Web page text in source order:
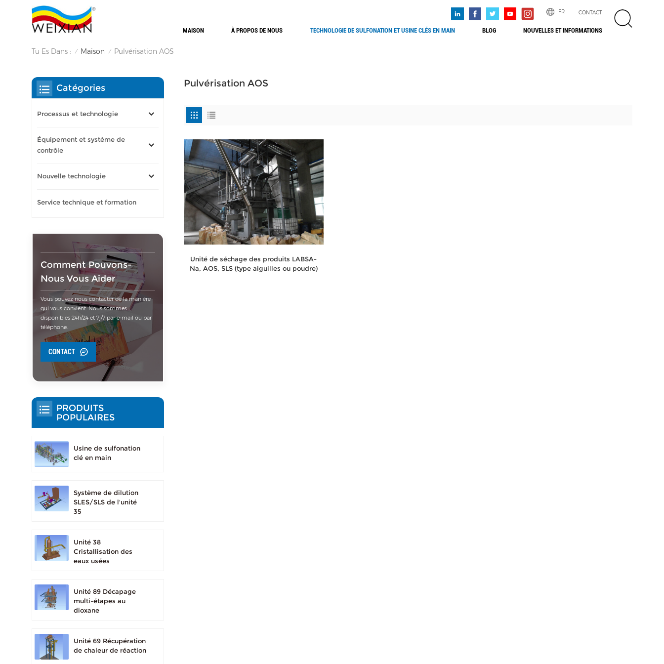
CONTACT
FR
MAISON À PROPOS DE NOUS TECHNOLOGIE DE SULFONATION ET USINE CLÉS EN MAIN BLOG NOUVELLES ET INFORMATIONS
Tu Es Dans : / Maison / Pulvérisation AOS
Pulvérisation AOS
Unité de séchage des produits LABSA-
Na, AOS, SLS (type aiguilles ou poudre)
Catégories
Processus et technologie
Équipement et système de
contrôle
Nouvelle technologie
Service technique et formation
Comment Pouvons-
Nous Vous Aider
Vous pouvez nous contacter de la manière
qui vous convient. Nous sommes
disponibles 24h/24 et 7j/7 par e-mail ou par
téléphone.
CONTACT
PRODUITS
POPULAIRES
Usine de sulfonation
clé en main
Système de dilution
SLES/SLS de l'unité
35
Unité 38
Cristallisation des
eaux usées
Unité 89 Décapage
multi-étapes au
dioxane
Unité 69 Récupération
de chaleur de réaction